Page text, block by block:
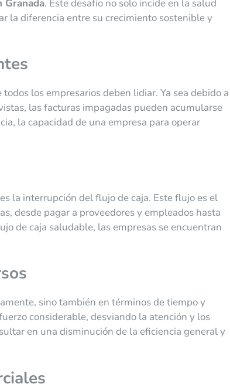
Granada. Este desafío no solo incide en la salud
la diferencia entre su crecimiento sostenible y
los empresarios deben lidiar. Ya sea debido a
las facturas impagadas pueden acumularse
la capacidad de una empresa para operar
la interrupción del flujo de caja. Este flujo es el
desde pagar a proveedores y empleados hasta
de caja saludable, las empresas se encuentran
sino también en términos de tiempo y
considerable, desviando la atención y los
en una disminución de la eficiencia general y